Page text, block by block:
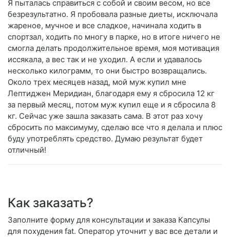
Я пыталась справиться с собой и своим весом, но все
безрезультатно. Я пробовала разные диеты, исключала
жареное, мучное и все сладкое, начинала ходить в
спортзал, ходить по многу в парке, но в итоге ничего не
смогла делать продолжительное время, моя мотивация
иссякала, а вес так и не уходил. А если и удавалось
несколько килограмм, то они быстро возвращались.
Около трех месяцев назад, мой муж купил мне
Лептиджен Меридиан, благодаря ему я сбросила 12 кг
за первый месяц, потом муж купил еще и я сбросила 8
кг. Сейчас уже зашла заказать сама. В этот раз хочу
сбросить по максимуму, сделаю все что я делала и плюс
буду употреблять средство. Думаю результат будет
отличный!
Как заказать?
Заполните форму для консультации и заказа Капсулы
для похудения fat. Оператор уточнит у вас все детали и